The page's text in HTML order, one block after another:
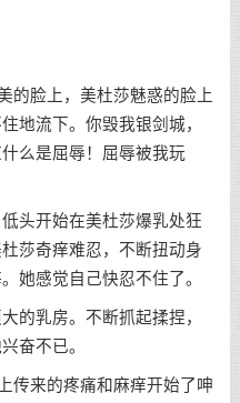
的脸上，美杜莎魅惑的脸上
地流下。你毁我银剑城，
么是屈辱！屈辱被我玩
头开始在美杜莎爆乳处狂
莎奇痒难忍，不断扭动身
她感觉自己快忍不住了。
的乳房。不断抓起揉捏，
奋不已。
传来的疼痛和麻痒开始了呻